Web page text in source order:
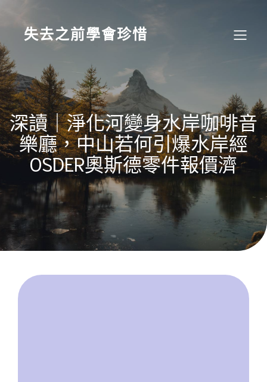
content
失去之前學會珍惜
深讀｜淨化河變身水岸咖啡音
樂廳，中山若何引爆水岸經
OSDER奧斯德零件報價濟